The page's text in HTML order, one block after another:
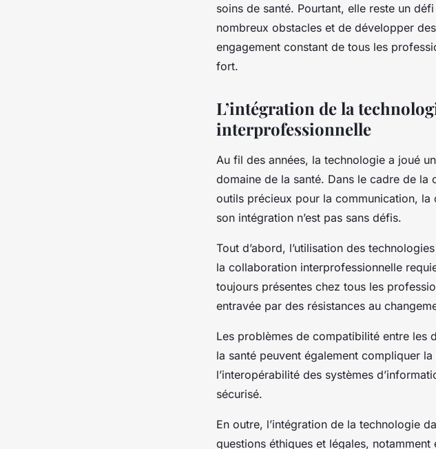
soins de santé. Pourtant, elle reste un
nombreux obstacles et de développer
engagement constant de tous les
fort.
L’intégration de la
interprofessionnelle
Au fil des années, la technologie a joué
domaine de la santé. Dans le cadre de
outils précieux pour la communication,
son intégration n’est pas sans défis.
Tout d’abord, l’utilisation des
la collaboration interprofessionnelle
toujours présentes chez tous les
entravée par des résistances au
Les problèmes de compatibilité entre les
la santé peuvent également compliquer
l’interopérabilité des systèmes
sécurisé.
En outre, l’intégration de la technologie
questions éthiques et légales,